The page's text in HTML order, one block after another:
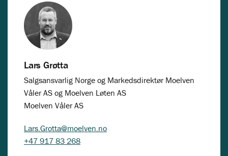
Lars Grøtta
Salgsansvarlig Norge og Markedsdirektør Moelven
Våler AS og Moelven Løten AS
Moelven Våler AS
Lars.Grotta@moelven.no
+47 917 83 268